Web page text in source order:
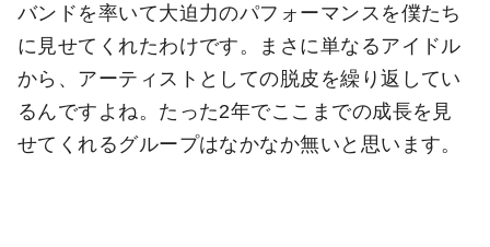
バンドを率いて大迫力のパフォーマンスを僕たち
に見せてくれたわけです。まさに単なるアイドル
から、アーティストとしての脱皮を繰り返してい
るんですよね。たった2年でここまでの成長を見
せてくれるグループはなかなか無いと思います。